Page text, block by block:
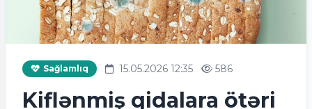
Sağlamlıq 15.05.2026 12:35 586
Kiflənmiş qidalara ötəri